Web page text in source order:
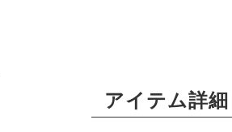
アイテム詳細